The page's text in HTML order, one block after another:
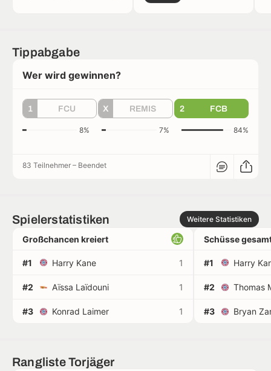
Tippabgabe
Wer wird gewinnen?
1 FCU X REMIS 2 FCB
8% 7% 84%
83 Teilnehmer – Beendet
Spielerstatistiken Weitere Statistiken
Großchancen kreiert
#1 Harry Kane 1
#2 Aïssa Laïdouni 1
#3 Konrad Laimer 1
Schüsse
#1 Harry
#2 Thomas
#3 Bryan
Rangliste Torjäger